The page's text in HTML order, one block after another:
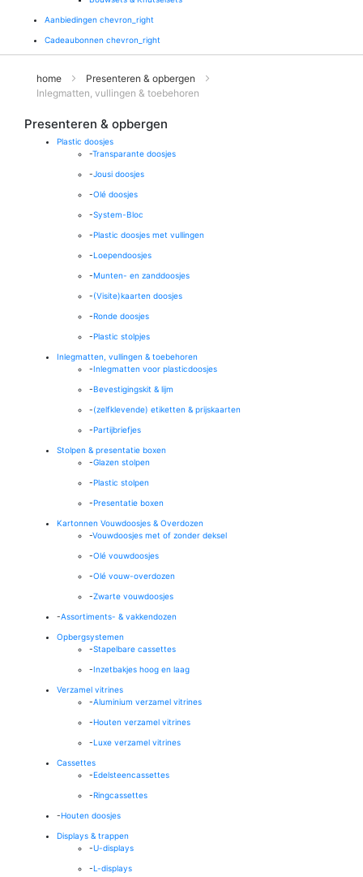
Aanbiedingen chevron_right
Cadeaubonnen chevron_right
home
Presenteren & opbergen
Inlegmatten, vullingen & toebehoren
Presenteren & opbergen
Plastic doosjes
-Transparante doosjes
-Jousi doosjes
-Olé doosjes
-System-Bloc
-Plastic doosjes met vullingen
-Loependoosjes
-Munten- en zanddoosjes
-(Visite)kaarten doosjes
-Ronde doosjes
-Plastic stolpjes
Inlegmatten, vullingen & toebehoren
-Inlegmatten voor plasticdoosjes
-Bevestigingskit & lijm
-(zelfklevende) etiketten & prijskaarten
-Partijbriefjes
Stolpen & presentatie boxen
-Glazen stolpen
-Plastic stolpen
-Presentatie boxen
Kartonnen Vouwdoosjes & Overdozen
-Vouwdoosjes met of zonder deksel
-Olé vouwdoosjes
-Olé vouw-overdozen
-Zwarte vouwdoosjes
-Assortiments- & vakkendozen
Opbergsystemen
-Stapelbare cassettes
-Inzetbakjes hoog en laag
Verzamel vitrines
-Aluminium verzamel vitrines
-Houten verzamel vitrines
-Luxe verzamel vitrines
Cassettes
-Edelsteencassettes
-Ringcassettes
-Houten doosjes
Displays & trappen
-U-displays
-L-displays